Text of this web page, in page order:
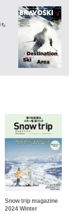
Snow trip magazine
2024 Winter